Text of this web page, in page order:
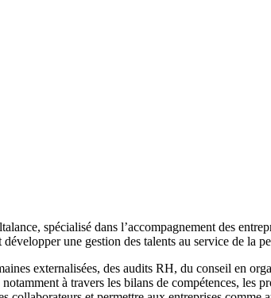
spécialisé dans l’accompagnement des
une gestion des talents au service de la
externalisées, des audits RH, du conseil en
à travers les bilans de compétences, les